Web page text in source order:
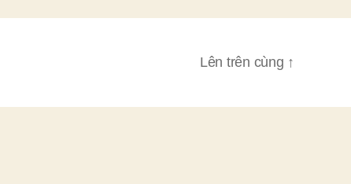
Lên trên cùng ↑